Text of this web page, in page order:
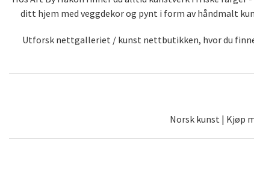
ditt hjem med veggdekor og pynt i form av håndmalt
Utforsk nettgalleriet / kunst nettbutikken, hvor du
Norsk kunst | Kjøp